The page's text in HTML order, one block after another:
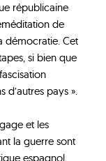
républicaine
de
démocratie. Cet
si bien que
pays ».
et les
la guerre sont
espagnol,